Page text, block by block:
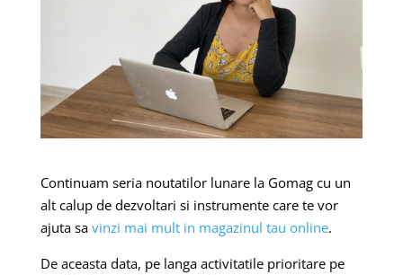
Continuam seria noutatilor lunare la Gomag cu un
alt calup de dezvoltari si instrumente care te vor
ajuta sa vinzi mai mult in magazinul tau online.
De aceasta data, pe langa activitatile prioritare pe